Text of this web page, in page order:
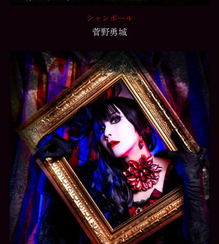
シャンボール
菅野勇城